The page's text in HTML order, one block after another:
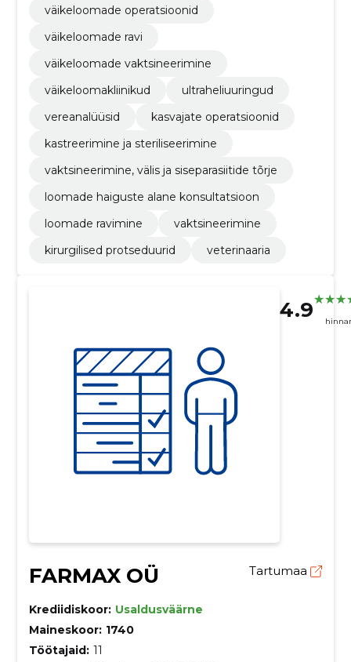
väikeloomade operatsioonid
väikeloomade ravi
väikeloomade vaktsineerimine
väikeloomakliinikud
ultraheliuuringud
vereanalüüsid
kasvajate operatsioonid
kastreerimine ja steriliseerimine
vaktsineerimine, välis ja siseparasiitide tõrje
loomade haiguste alane konsultatsioon
loomade ravimine
vaktsineerimine
kirurgilised protseduurid
veterinaaria
4.9
FARMAX OÜ Tartumaa
Krediidiskoor: Usaldusväärne
Maineskoor: 1740
Töötajaid: 11